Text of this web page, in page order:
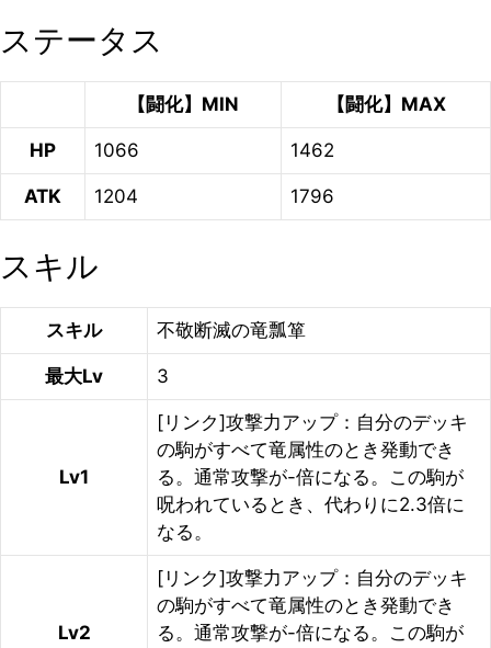
ステータス
【闘化】MIN 【闘化】MAX
HP 1066 1462
ATK 1204 1796
スキル
スキル 不敬断滅の竜瓢箪
最大Lv 3
Lv1
[リンク]攻撃力アップ：自分のデッキ
の駒がすべて竜属性のとき発動でき
る。通常攻撃が-倍になる。この駒が
呪われているとき、代わりに2.3倍に
なる。
Lv2
[リンク]攻撃力アップ：自分のデッキ
の駒がすべて竜属性のとき発動でき
る。通常攻撃が-倍になる。この駒が